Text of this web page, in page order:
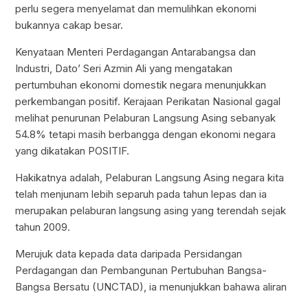
perlu segera menyelamat dan memulihkan ekonomi
bukannya cakap besar.
Kenyataan Menteri Perdagangan Antarabangsa dan
Industri, Dato’ Seri Azmin Ali yang mengatakan
pertumbuhan ekonomi domestik negara menunjukkan
perkembangan positif. Kerajaan Perikatan Nasional gagal
melihat penurunan Pelaburan Langsung Asing sebanyak
54.8% tetapi masih berbangga dengan ekonomi negara
yang dikatakan POSITIF.
Hakikatnya adalah, Pelaburan Langsung Asing negara kita
telah menjunam lebih separuh pada tahun lepas dan ia
merupakan pelaburan langsung asing yang terendah sejak
tahun 2009.
Merujuk data kepada data daripada Persidangan
Perdagangan dan Pembangunan Pertubuhan Bangsa-
Bangsa Bersatu (UNCTAD), ia menunjukkan bahawa aliran